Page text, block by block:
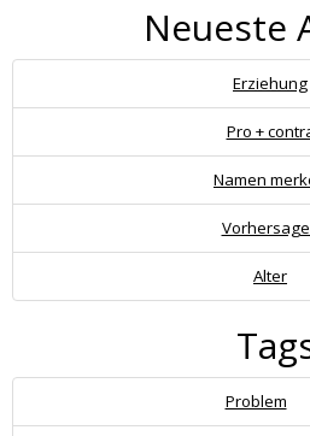
Neueste
Erziehung
Pro +
Namen
Alter
Problem